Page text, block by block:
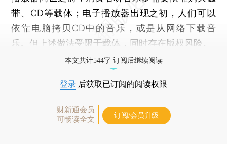
带、CD等载体；电子播放器出现之初，人们可以
依靠电脑拷贝CD中的音乐，或是从网络下载音
乐。但上述做法受限于载体，同时存在版权风险。
本文共计544字 订阅后继续阅读
登录 后获取已订阅的阅读权限
财新通会员
可畅读全文
订阅/会员升级